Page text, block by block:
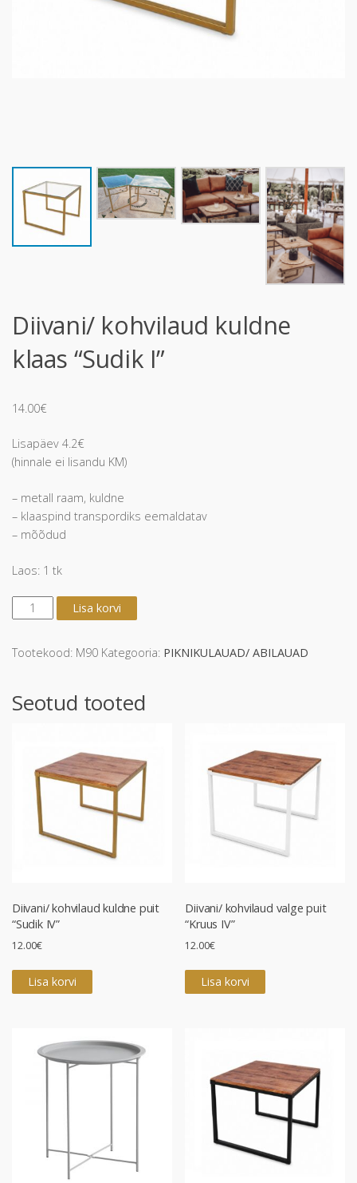
Diivani/ kohvilaud kuldne
klaas “Sudik I”
14.00€
Lisapäev 4.2€
(hinnale ei lisandu KM)
– metall raam, kuldne
– klaaspind transpordiks eemaldatav
– mõõdud
Laos: 1 tk
Diivani/
kohvilaud
klaas
kogus
Lisa korvi
Tootekood: M90 Kategooria: PIKNIKULAUAD/ ABILAUAD
Seotud tooted
Diivani/ kohvilaud kuldne puit
“Sudik IV”
12.00€
Lisa korvi
Diivani/ kohvilaud valge puit
“Kruus IV”
12.00€
Lisa korvi